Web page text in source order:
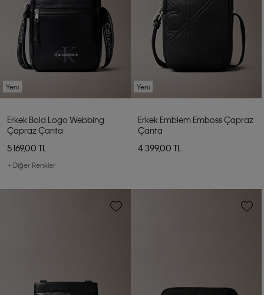
Yeni
Erkek Bold Logo Webbing
Çapraz Çanta
5.169,00 TL
+ Diğer Renkler
Yeni
Erkek Emblem Emboss Çapraz
Çanta
4.399,00 TL